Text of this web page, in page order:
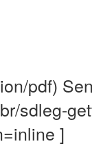
pdf)
sdleg-
]